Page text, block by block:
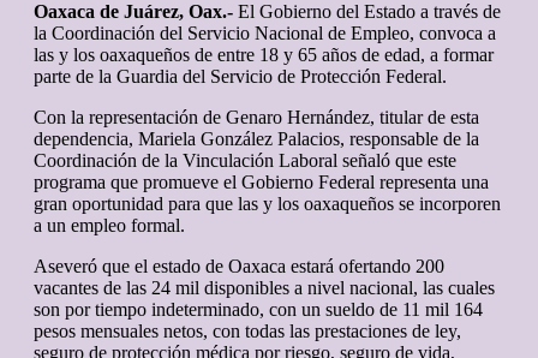
Oaxaca de Juárez, Oax.- El Gobierno del Estado a través de
la Coordinación del Servicio Nacional de Empleo, convoca a
las y los oaxaqueños de entre 18 y 65 años de edad, a formar
parte de la Guardia del Servicio de Protección Federal.
Con la representación de Genaro Hernández, titular de esta
dependencia, Mariela González Palacios, responsable de la
Coordinación de la Vinculación Laboral señaló que este
programa que promueve el Gobierno Federal representa una
gran oportunidad para que las y los oaxaqueños se incorporen
a un empleo formal.
Aseveró que el estado de Oaxaca estará ofertando 200
vacantes de las 24 mil disponibles a nivel nacional, las cuales
son por tiempo indeterminado, con un sueldo de 11 mil 164
pesos mensuales netos, con todas las prestaciones de ley,
seguro de protección médica por riesgo, seguro de vida,